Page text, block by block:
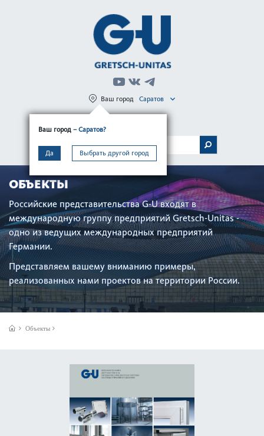
Ваш город – Саратов?
Да Выбрать другой город
Ваш город Саратов
МЕНЮ
ОБЪЕКТЫ
Российские представительства G-U входят в
международную группу предприятий Gretsch-Unitas -
одно из ведущих международных предприятий
Германии.
Представляем вашему вниманию примеры,
реализованных нами проектов на территории России.
Объекты